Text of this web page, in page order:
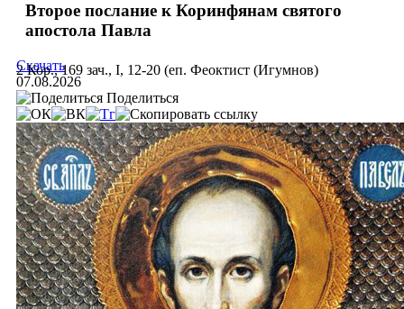
Второе послание к Коринфянам святого
апостола Павла
2 Кор., 169 зач., I, 12-20 (еп. Феоктист (Игумнов)
Скачать
07.08.2026
Поделиться